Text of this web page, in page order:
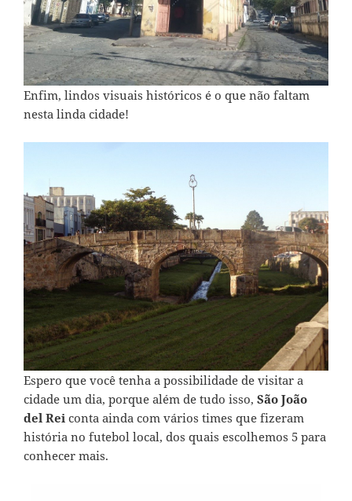
Enfim, lindos visuais históricos é o que não faltam
nesta linda cidade!
Espero que você tenha a possibilidade de visitar a
cidade um dia, porque além de tudo isso, São João
del Rei conta ainda com vários times que fizeram
história no futebol local, dos quais escolhemos 5 para
conhecer mais.